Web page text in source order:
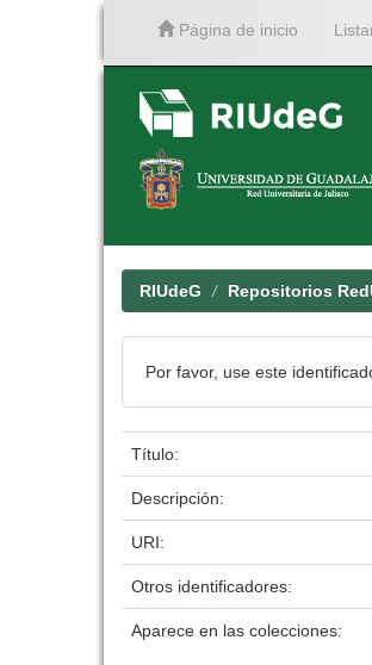
Página de inicio
RIUdeG Repositorios
Por favor, use este
Título:
Descripción:
URI:
Otros identificadores:
Aparece en las colecciones: